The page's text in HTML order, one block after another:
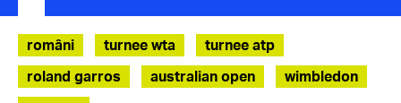
români turnee wta
turnee atp
roland garros
australian open
wimbledon